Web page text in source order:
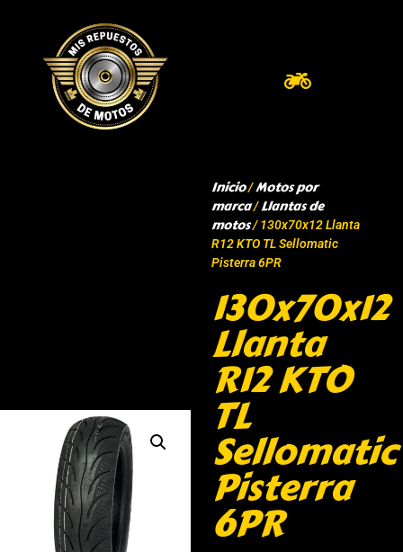
Inicio/Motos por
marca/Llantas de
motos/ 130x70x12 Llanta
R12 KTO TL Sellomatic
Pisterra 6PR
130x70x12
Llanta
R12 KTO
TL
Sellomatic
Pisterra
6PR